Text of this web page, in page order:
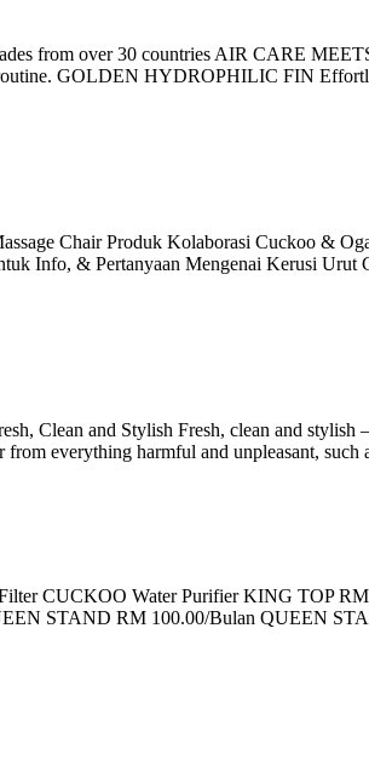
from over 30 countries AIR CARE
GOLDEN HYDROPHILIC FIN
Chair Produk Kolaborasi Cuckoo &
Info, & Pertanyaan Mengenai Kerusi Urut
and Stylish Fresh, clean and stylish
everything harmful and unpleasant,
CUCKOO Water Purifier KING TOP
STAND RM 100.00/Bulan QUEEN